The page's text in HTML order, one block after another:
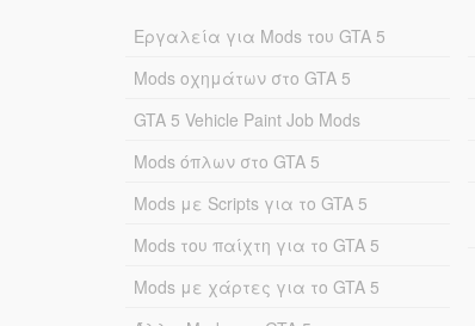
Εργαλεία για Mods του GTA 5
Mods οχημάτων στο GTA 5
GTA 5 Vehicle Paint Job Mods
Mods όπλων στο GTA 5
Mods με Scripts για το GTA 5
Mods του παίχτη για το GTA 5
Mods με χάρτες για το GTA 5